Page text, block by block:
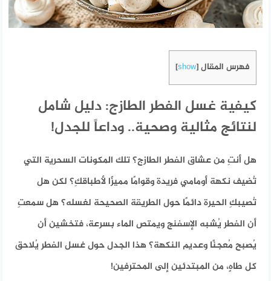
فهرس المقال [
show
]
كيفية غسل الفطر الطازج: دليل شامل
لنتائج مثالية وصحية.. وداعاً للجدل!
هل أنتِ من عشاق الفطر الطازج؟ تلك المكونات السحرية التي
تُضيف نكهة أومامي فريدة وقوامًا مميزًا لأطباقكِ؟ لكن هل
تُصيبكِ الحيرة دائمًا حول الطريقة الصحيحة لغسله؟ هل سمعتِ
أن الفطر يُشبه الإسفنج ويمتص الماء بسرعة، فتخشين أن
يُصبح مُعجنًا وعديم النكهة؟ هذا الجدل حول غسل الفطر يُلاحق
كل طاهٍ، من المبتدئين إلى المحترفين!